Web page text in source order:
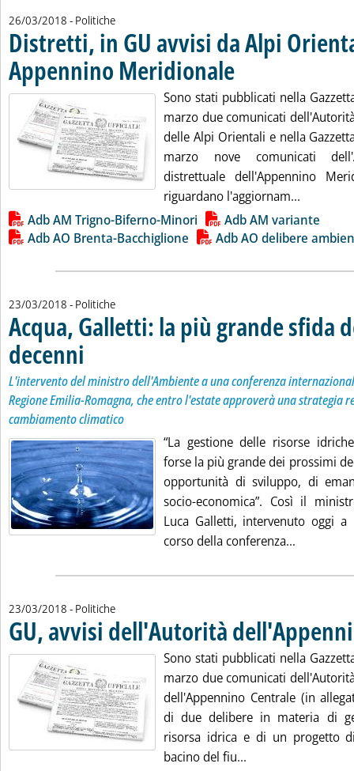
26/03/2018 - Politiche
Distretti, in GU avvisi da Alpi
Appennino Meridionale . Pubblicata lunedì 26 marzo
Sono stati pubblicati nella
marzo due comunicati
delle Alpi Orientali e nella
marzo nove comunicati
distrettuale dell'Appennino
riguardano l'aggiornam...
Lista allegati PDF alla notizia
Adb AM Trigno-Biferno-Minori
Adb AM variante
Adb AO Brenta-Bacchiglione
Adb AO delibere
23/03/2018 - Politiche
Acqua, Galletti: la più grande sfida
decenni . Sottotitolo: L'intervento del ministro dell'Ambiente a una
. Pubblicata venerdì 23 marzo 2018 alle 18.53.
L'intervento del ministro dell'Ambiente a una conferenza
Regione Emilia-Romagna, che entro l'estate approverà una strategia
cambiamento climatico
“La gestione delle risorse
forse la più grande dei prossimi
opportunità di sviluppo, di
socio-economica”. Così il
Luca Galletti, intervenuto oggi a
corso della conferenza...
23/03/2018 - Politiche
GU, avvisi dell'Autorità
Sono stati pubblicati nella
marzo due comunicati
dell'Appennino Centrale (in
di due delibere in materia di
risorsa idrica e di un progetto
bacino del fiu...